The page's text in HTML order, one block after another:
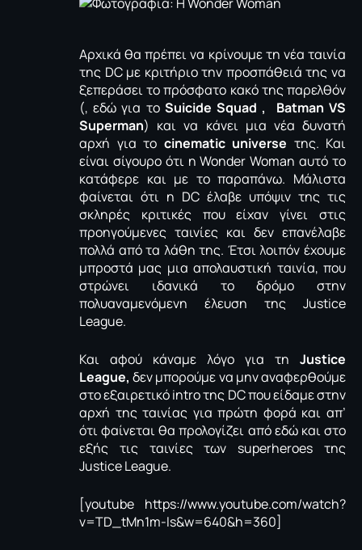
Αρχικά θα πρέπει να κρίνουμε τη νέα ταινία
της DC με κριτήριο την προσπάθειά της να
ξεπεράσει το πρόσφατο κακό της παρελθόν
(, εδώ για το Suicide Squad ,
Batman VS
Superman) και να κάνει μια νέα δυνατή
αρχή για το cinematic universe της. Και
είναι σίγουρο ότι η Wonder Woman αυτό το
κατάφερε και με το παραπάνω. Μάλιστα
φαίνεται ότι η DC έλαβε υπόψιν της τις
σκληρές κριτικές που είχαν γίνει στις
προηγούμενες ταινίες και δεν επανέλαβε
πολλά από τα λάθη της. Έτσι λοιπόν έχουμε
μπροστά μας μια απολαυστική ταινία, που
στρώνει ιδανικά το δρόμο στην
πολυαναμενόμενη έλευση της Justice
League.
Και αφού κάναμε λόγο για τη Justice
League, δεν μπορούμε να μην αναφερθούμε
στο εξαιρετικό intro της DC που είδαμε στην
αρχή της ταινίας για πρώτη φορά και απ’
ότι φαίνεται θα προλογίζει από εδώ και στο
εξής τις ταινίες των superheroes της
Justice League.
[youtube https://www.youtube.com/watch?
v=TD_tMn1m-ls&w=640&h=360]